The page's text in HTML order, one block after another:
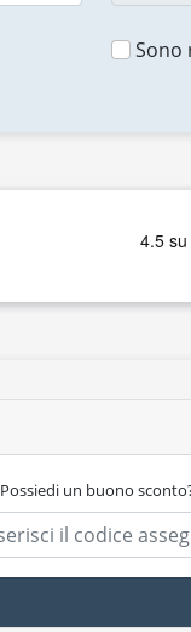
Sono
Possiedi un buono